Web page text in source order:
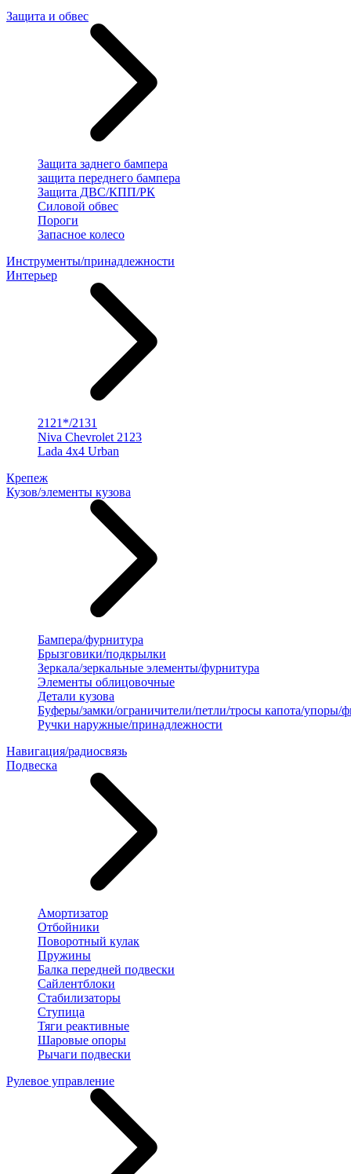
Защита и обвес
Защита заднего бампера
защита переднего бампера
Защита ДВС/КПП/РК
Силовой обвес
Пороги
Запасное колесо
Инструменты/принадлежности
Интерьер
2121*/2131
Niva Chevrolet 2123
Lada 4x4 Urban
Крепеж
Кузов/элементы кузова
Бампера/фурнитура
Брызговики/подкрылки
Зеркала/зеркальные элементы/фурнитура
Элементы облицовочные
Детали кузова
Буферы/замки/ограничители/петли/тросы капота/упоры/
Ручки наружные/принадлежности
Навигация/радиосвязь
Подвеска
Амортизатор
Отбойники
Поворотный кулак
Пружины
Балка передней подвески
Сайлентблоки
Стабилизаторы
Ступица
Тяги реактивные
Шаровые опоры
Рычаги подвески
Рулевое управление